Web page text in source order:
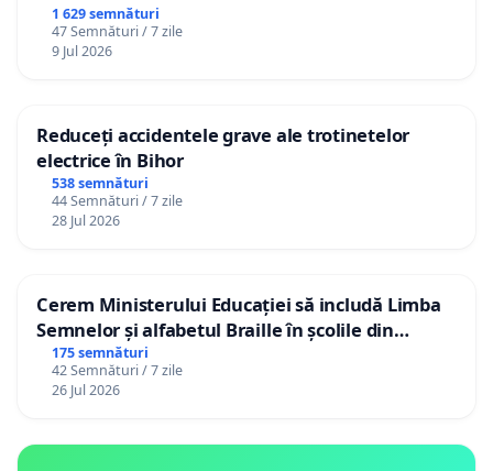
1 629 semnături
47 Semnături / 7 zile
9 Jul 2026
Reduceți accidentele grave ale trotinetelor
electrice în Bihor
538 semnături
44 Semnături / 7 zile
28 Jul 2026
Cerem Ministerului Educației să includă Limba
Semnelor și alfabetul Braille în școlile din
Republica Moldova!
175 semnături
42 Semnături / 7 zile
26 Jul 2026